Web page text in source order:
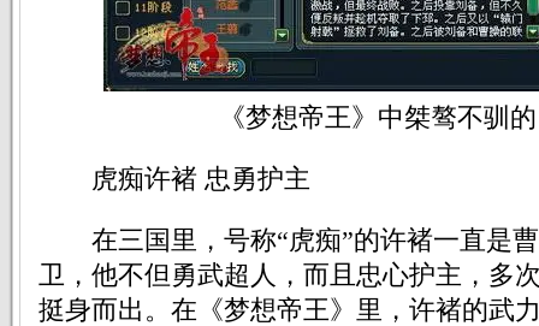
《梦想帝王》中桀骜不驯
虎痴许褚 忠勇护主
在三国里，号称“虎痴”的许褚一直是
卫，他不但勇武超人，而且忠心护主，多
挺身而出。在《梦想帝王》里，许褚的武